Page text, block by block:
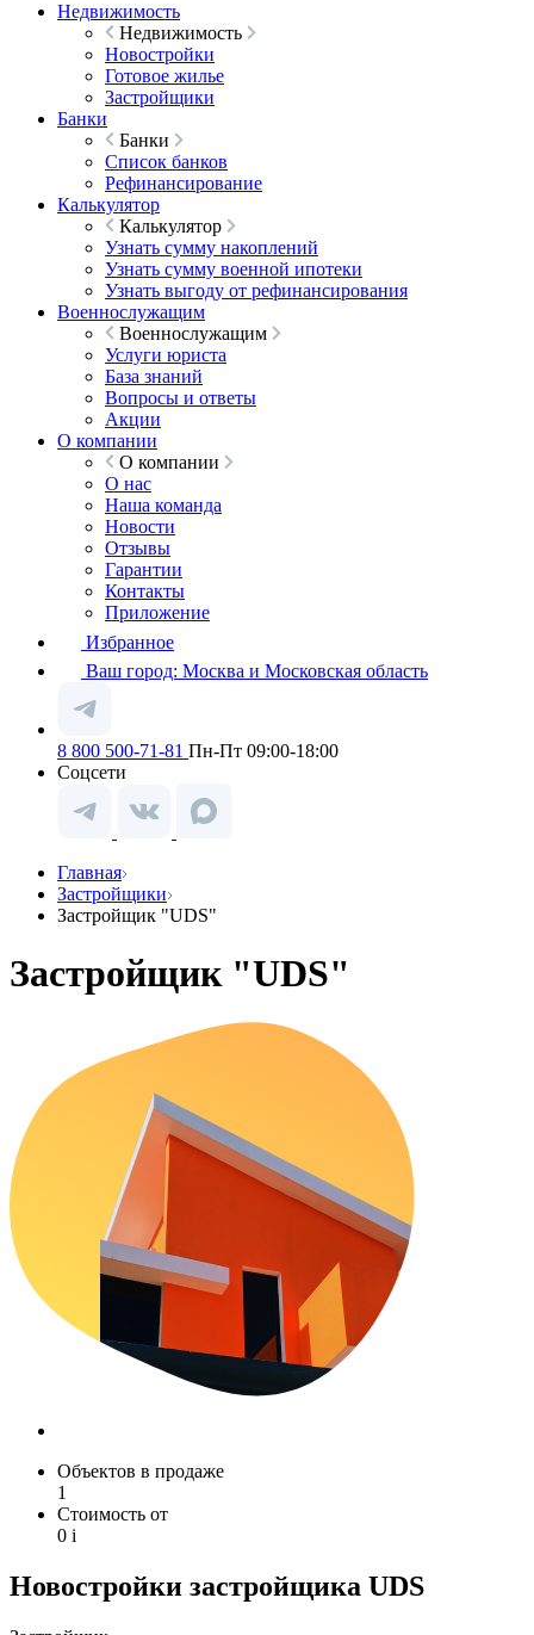
Недвижимость
Недвижимость
Новостройки
Готовое жилье
Застройщики
Банки
Банки
Список банков
Рефинансирование
Калькулятор
Калькулятор
Узнать сумму накоплений
Узнать сумму военной ипотеки
Узнать выгоду от рефинансирования
Военнослужащим
Военнослужащим
Услуги юриста
База знаний
Вопросы и ответы
Акции
О компании
О компании
О нас
Наша команда
Новости
Отзывы
Гарантии
Контакты
Приложение
Избранное
Ваш город: Москва и Московская область
8 800 500-71-81 Пн-Пт 09:00-18:00
Соцсети
Главная
Застройщики
Застройщик "UDS"
Застройщик "UDS"
Объектов в продаже
1
Стоимость от
0 i
Новостройки застройщика UDS